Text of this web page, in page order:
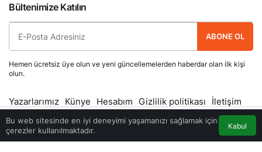
Bu web sitesinde en iyi deneyimi yaşamanızı sağlamak için
çerezler kullanılmaktadır.
Kabul
Bültenimize Katılın
ABONE OL
Hemen ücretsiz üye olun ve yeni güncellemelerden haberdar olan ilk kişi
olun.
Yazarlarımız Künye Hesabım Gizlilik politikası
İletişim
© Telif Hakkı 2026, Tüm Hakları Saklıdır
Anasayfa Akış Trafik